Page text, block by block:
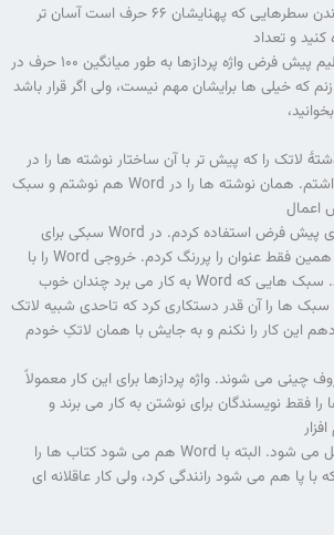
فچین ها می دانند که خواندن سطرهایی که پهنایشان ۶۶ حرف است آسان تر
و تعداد
حروف را بشمارید! ولی تنظیم پیش فرض واژه پردازها به طور میانگین ۱۰۰ حرف در
خیلی ها برایشان مهم نیست، ولی اگر قرار باشد
لاتک را که پیش تر با آن ساختار نوشته ها را در
لاتک معرفی کرده بودم برداشتم. همان نوشته ها را در Word هم نوشتم و سبک
کردم. همه جا از سبک های پیش فرض استفاده کردم. در Word سبکی برای
چکیده وجود نداشت، برای همین فقط عنوان را پررنگ کردم. خروجی Word را با
خروجی لاتک مقایسه کنید. سبک هایی که Word به کار می برد چندان خوب
سبک ها را آن قدر دستکاری کرد که تاحدی شبیه لاتک
این کار را نکنم و به جایش با همان لاتکِ خودم
چینی می شوند. واژه پردازها برای این کار معمولاً
فقط نویسندگان برای نوشتن به کار می برند و
حروف چینی حرفه ای منتقل می شود. البته با Word هم می شود کتاب ها را
با پا هم می شود رانندگی کرد، ولی کار عاقلانه ای